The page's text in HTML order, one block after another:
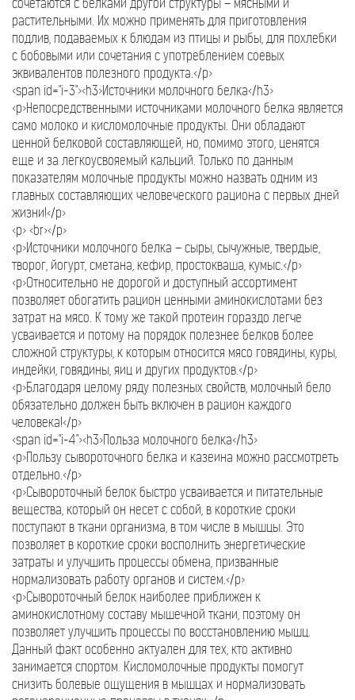
сочетаются с белками другой структуры – мясными и
растительными. Их можно применять для приготовления
подлив, подаваемых к блюдам из птицы и рыбы, для похлебки
с бобовыми или сочетания с употреблением соевых
эквивалентов полезного продукта.</p>
<span id="i-3"><h3>Источники молочного белка</h3>
<p>Непосредственными источниками молочного белка является
само молоко и кисломолочные продукты. Они обладают
ценной белковой составляющей, но, помимо этого, ценятся
еще и за легкоусвояемый кальций. Только по данным
показателям молочные продукты можно назвать одним из
главных составляющих человеческого рациона с первых дней
жизни!</p>
<p> <br></p>
<p>Источники молочного белка – сыры, сычужные, твердые,
творог, йогурт, сметана, кефир, простокваша, кумыс.</p>
<p>Относительно не дорогой и доступный ассортимент
позволяет обогатить рацион ценными аминокислотами без
затрат на мясо. К тому же такой протеин гораздо легче
усваивается и потому на порядок полезнее белков более
сложной структуры, к которым относится мясо говядины, куры,
индейки, говядины, яиц и других продуктов.</p>
<p>Благодаря целому ряду полезных свойств, молочный бело
обязательно должен быть включен в рацион каждого
человека!</p>
<span id="i-4"><h3>Польза молочного белка</h3>
<p>Пользу сывороточного белка и казеина можно рассмотреть
отдельно.</p>
<p>Сывороточный белок быстро усваивается и питательные
вещества, который он несет с собой, в короткие сроки
поступают в ткани организма, в том числе в мышцы. Это
позволяет в короткие сроки восполнить энергетические
затраты и улучшить процессы обмена, призванные
нормализовать работу органов и систем.</p>
<p>Сывороточный белок наиболее приближен к
аминокислотному составу мышечной ткани, поэтому он
позволяет улучшить процессы по восстановлению мышц.
Данный факт особенно актуален для тех, кто активно
занимается спортом. Кисломолочные продукты помогут
снизить болевые ощущения в мышцах и нормализовать